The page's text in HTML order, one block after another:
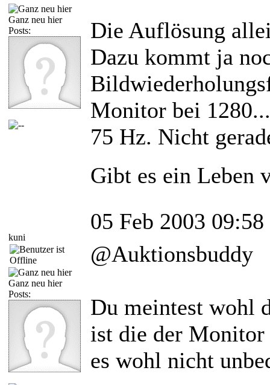
Ganz neu hier
Posts:
Die Auflösung
Dazu kommt ja
Monitor bei
75 Hz. Nicht
Gibt es ein Leben
kuni
Ganz neu hier
Posts:
05 Feb 2003 09:58
@Auktionsbuddy
Du meintest wohl
ist die der Monitor
es wohl nicht